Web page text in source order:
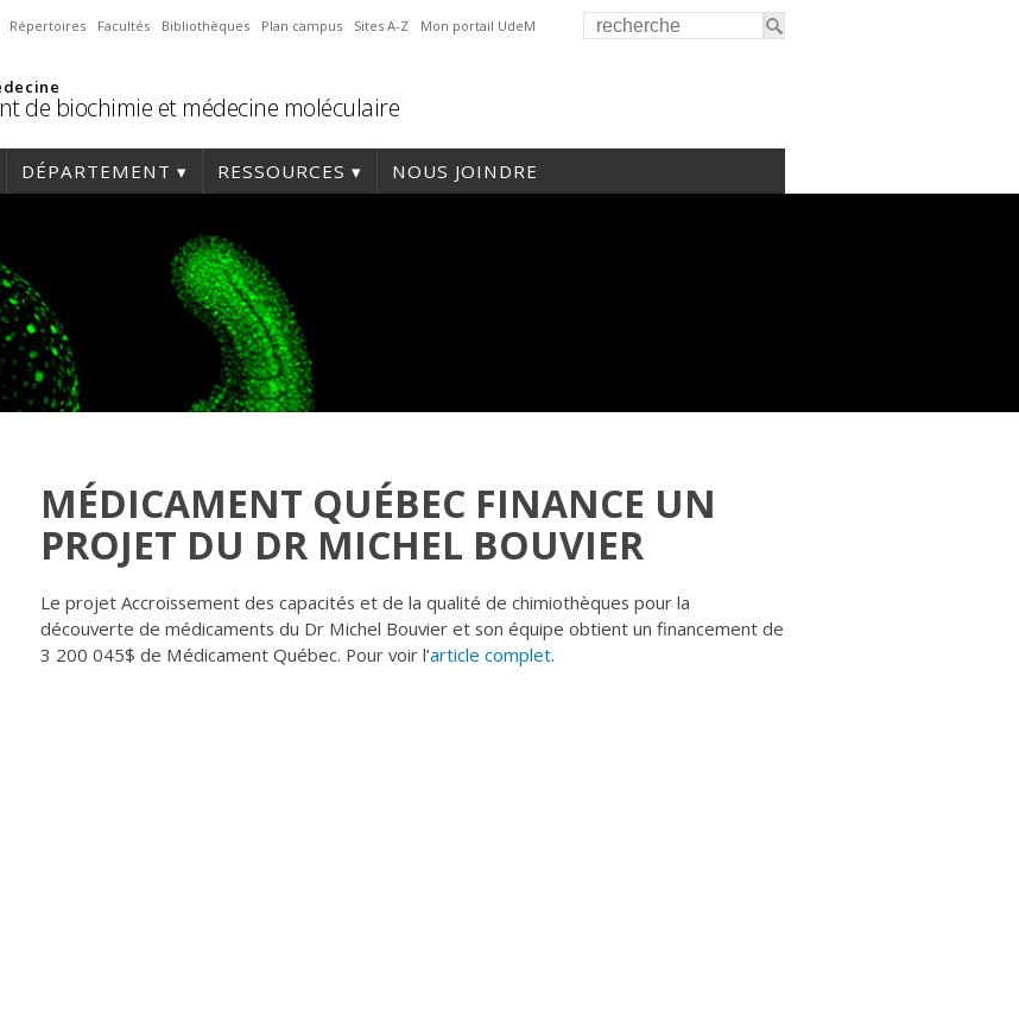
Répertoires Facultés Bibliothèques Plan campus Sites A-Z Mon portail UdeM
de biochimie et médecine moléculaire
DÉPARTEMENT RESSOURCES NOUS JOINDRE
MÉDICAMENT QUÉBEC FINANCE UN
PROJET DU DR MICHEL BOUVIER
Le projet Accroissement des capacités et de la qualité de chimiothèques pour la
découverte de médicaments du Dr Michel Bouvier et son équipe obtient un financement de
3 200 045$ de Médicament Québec. Pour voir l’article complet.